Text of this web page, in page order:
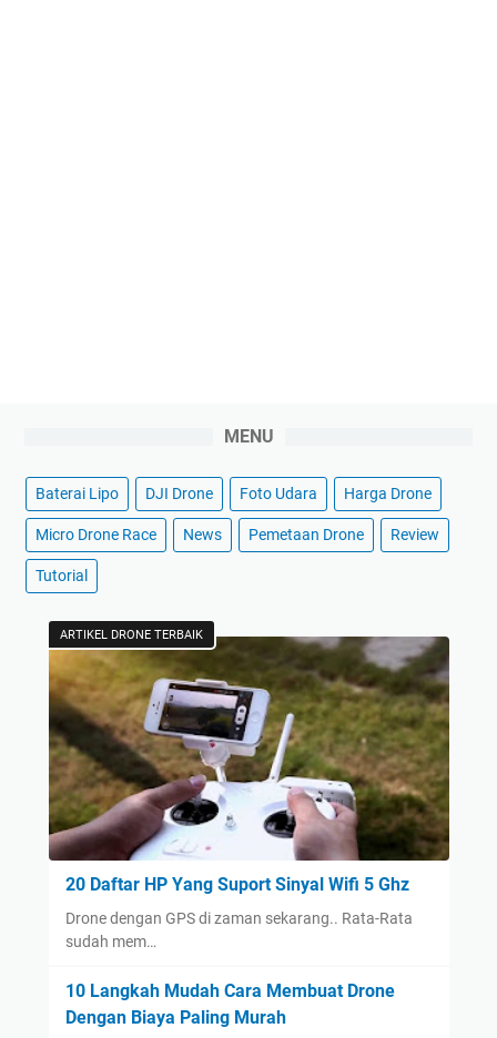
MENU
Baterai Lipo DJI Drone Foto Udara Harga Drone
Micro Drone Race News Pemetaan Drone Review
Tutorial
ARTIKEL DRONE TERBAIK
20 Daftar HP Yang Suport Sinyal Wifi 5 Ghz
Drone dengan GPS di zaman sekarang.. Rata-Rata
sudah mem…
10 Langkah Mudah Cara Membuat Drone
Dengan Biaya Paling Murah